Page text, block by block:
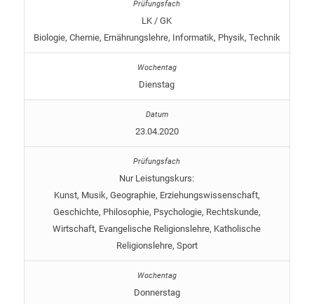
LK / GK
Biologie, Chemie, Ernährungslehre, Informatik, Physik, Technik
Dienstag
23.04.2020
Nur Leistungskurs:
Kunst, Musik, Geographie, Erziehungswissenschaft,
Geschichte, Philosophie, Psychologie, Rechtskunde,
Wirtschaft, Evangelische Religionslehre, Katholische
Religionslehre, Sport
Donnerstag